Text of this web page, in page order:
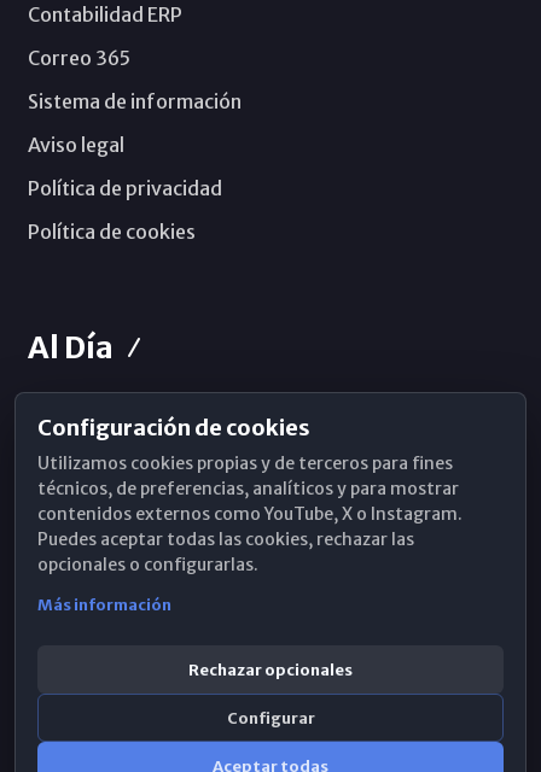
Contabilidad ERP
Correo 365
Sistema de información
Aviso legal
Política de privacidad
Política de cookies
Al Día
Horarios de Misa
Hemeroteca
WhatsApp
Configuración de cookies
Utilizamos cookies propias y de terceros para fines
técnicos, de preferencias, analíticos y para mostrar
contenidos externos como YouTube, X o Instagram.
Puedes aceptar todas las cookies, rechazar las
opcionales o configurarlas.
Más información
Rechazar opcionales
Configurar
Aceptar todas